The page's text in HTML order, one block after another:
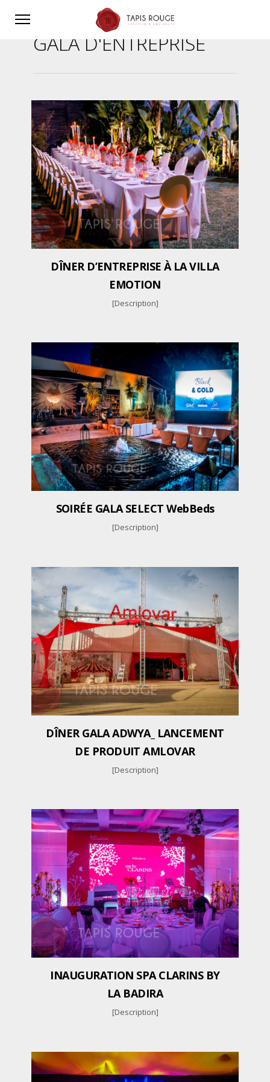
GALA D'ENTREPRISE
DÎNER D’ENTREPRISE À LA VILLA
EMOTION
[Description]
SOIRÉE GALA SELECT WebBeds
[Description]
DÎNER GALA ADWYA_ LANCEMENT
DE PRODUIT AMLOVAR
[Description]
INAUGURATION SPA CLARINS BY
LA BADIRA
[Description]